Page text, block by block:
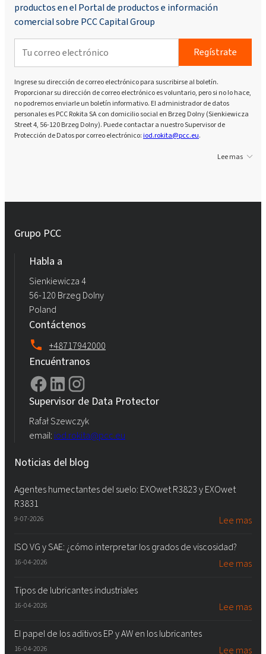
productos en el Portal de productos e información
comercial sobre PCC Capital Group
Regístrate
Ingrese su dirección de correo electrónico para suscribirse al boletín.
Proporcionar su dirección de correo electrónico es voluntario, pero si no lo hace,
no podremos enviarle un boletín informativo. El administrador de datos
personales es PCC Rokita SA con domicilio social en Brzeg Dolny (Sienkiewicza
Street 4, 56-120 Brzeg Dolny). Puede contactar a nuestro Supervisor de
Protección de Datos por correo electrónico:iod.rokita@pcc.eu.
Lee mas
Grupo PCC
Habla a
Sienkiewicza 4
56-120 Brzeg Dolny
Poland
Contáctenos
+48717942000
Encuéntranos
Supervisor de Data Protector
Rafał Szewczyk
email: iod.rokita@pcc.eu
Noticias del blog
Agentes humectantes del suelo: EXOwet R3823 y EXOwet
R3831
9-07-2026 Lee mas
ISO VG y SAE: ¿cómo interpretar los grados de viscosidad?
16-04-2026 Lee mas
Tipos de lubricantes industriales
16-04-2026 Lee mas
El papel de los aditivos EP y AW en los lubricantes
16-04-2026 Lee mas